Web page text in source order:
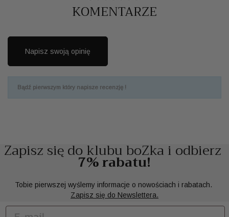
KOMENTARZE
Napisz swoją opinię
Bądź pierwszym który napisze recenzję !
Zapisz się do klubu boZka i odbierz
7% rabatu!
Tobie pierwszej wyślemy informacje o nowościach i rabatach.
Zapisz się do Newslettera.